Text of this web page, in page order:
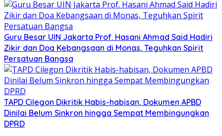
Guru Besar UIN Jakarta Prof. Hasani Ahmad Said Hadiri
Zikir dan Doa Kebangsaan di Monas, Teguhkan Spirit
Persatuan Bangsa
TAPD Cilegon Dikritik Habis-habisan, Dokumen APBD
Dinilai Belum Sinkron hingga Sempat Membingungkan
DPRD